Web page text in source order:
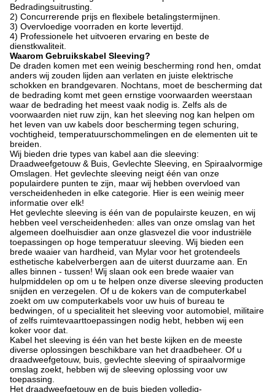
Bedradingsuitrusting.
2) Concurrerende prijs en flexibele betalingstermijnen.
3) Overvloedige voorraden en korte levertijd.
4) Professionele het uitvoeren ervaring en beste de
dienstkwaliteit.
Waarom Gebruikskabel Sleeving?
De draden komen met een weinig bescherming rond hen, omdat
anders wij zouden lijden aan verlaten en juiste elektrische
schokken en brandgevaren. Nochtans, moet de bescherming dat
de bedrading komt met geen ernstige voorwaarden weerstaan
waar de bedrading het meest vaak nodig is. Zelfs als de
voorwaarden niet ruw zijn, kan het sleeving nog kan helpen om
het leven van uw kabels door bescherming tegen schuring,
vochtigheid, temperatuurschommelingen en de elementen uit te
breiden.
Wij bieden drie types van kabel aan die sleeving:
Draadweefgetouw & Buis, Gevlechte Sleeving, en Spiraalvormige
Omslagen. Het gevlechte sleeving neigt één van onze
populairdere punten te zijn, maar wij hebben overvloed van
verscheidenheden in elke categorie. Hier is een weinig meer
informatie over elk!
Het gevlechte sleeving is één van de populairste keuzen, en wij
hebben veel verscheidenheden: alles van onze omslag van het
algemeen doelhuisdier aan onze glasvezel die voor industriële
toepassingen op hoge temperatuur sleeving. Wij bieden een
brede waaier van hardheid, van Mylar voor het grotendeels
esthetische kabelverbergen aan de uiterst duurzame aan. En
alles binnen - tussen! Wij slaan ook een brede waaier van
hulpmiddelen op om u te helpen onze diverse sleeving producten
snijden en verzegelen. Of u de kokers van de computerkabel
zoekt om uw computerkabels voor uw huis of bureau te
bedwingen, of u specialiteit het sleeving voor automobiel, militaire
of zelfs ruimtevaarttoepassingen nodig hebt, hebben wij een
koker voor dat.
Kabel het sleeving is één van het beste kijken en de meeste
diverse oplossingen beschikbare van het draadbeheer. Of u
draadweefgetouw, buis, gevlechte sleeving of spiraalvormige
omslag zoekt, hebben wij de sleeving oplossing voor uw
toepassing.
Het draadweefgetouw en de buis bieden volledig-